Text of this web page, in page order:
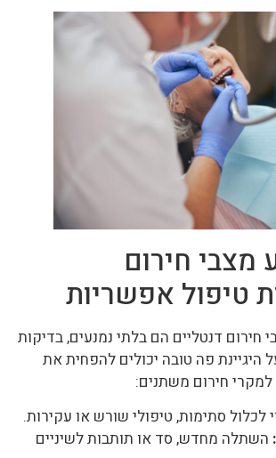
מצבי חירום
טיפול אפשריות
דנטליים הם בלתי נמנעים, בדיקות
היגיינת פה טובה יכולים להפחית את
למקרי חירום משתנים:
לכלול סתימות, טיפולי שורש או עקירות.
השתלה מחדש, סד או תותבות לשיניים